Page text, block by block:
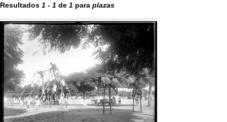
Resultados 1 - 1 de 1 para plazas